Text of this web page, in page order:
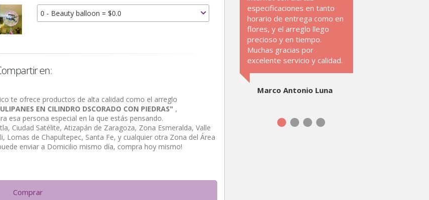
0 - Beauty balloon = $0.0
en:
te ofrece productos de alta calidad como el arreglo
EN CILINDRO DSCORADO CON PIEDRAS" ,
esa persona especial en la que estás pensando.
Ciudad Satélite, Atizapán de Zaragoza, Zona Esmeralda, Valle
Lomas de Chapultepec, Santa Fe, y cualquier otra Zona del Área
enviar a Domicilio mismo día, compra hoy mismo!
Comprar
especificaciones en tanto
horario de entrega como en
flores, y el arreglo llego
precioso y en tiempo.
Muchas gracias por
excelente servicio y calidad.
Marco Antonio Luna